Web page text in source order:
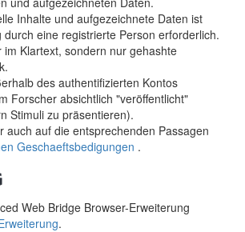
Inhalte und aufgezeichnete Daten ist
eine registrierte Person erforderlich.
Klartext, sondern nur gehashte
des authentifizierten Kontos
Forscher absichtlich "veröffentlicht"
Stimuli zu präsentieren).
auch auf die entsprechenden Passagen
Geschaeftsbedigungen .
Web Bridge Browser-Erweiterung
.